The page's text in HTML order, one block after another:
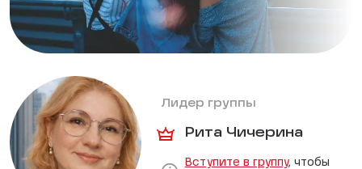
Лидер группы
Рита Чичерина
Вступите в группу, чтобы